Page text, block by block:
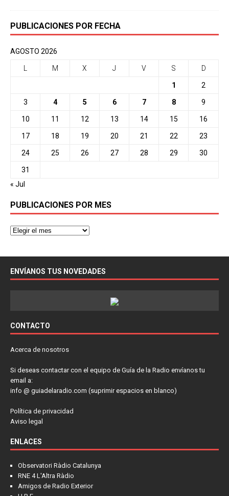
PUBLICACIONES POR FECHA
AGOSTO 2026
M X J V S D
1 2
3 4 5 6 7 8 9
10 11 12 13 14 15 16
17 18 19 20 21 22 23
24 25 26 27 28 29 30
31
« Jul
PUBLICACIONES POR MES
ENVÍANOS TUS NOVEDADES
CONTACTO
Acerca de nosotros
Si deseas contactar con el equipo de Guía de la Radio envíanos tu
email a:
info @ guiadelaradio.com (suprimir espacios en blanco)
Política de privacidad
Aviso legal
ENLACES
Observatori Ràdio Catalunya
RNE 4 L'Altra Ràdio
Amigos de Radio Exterior